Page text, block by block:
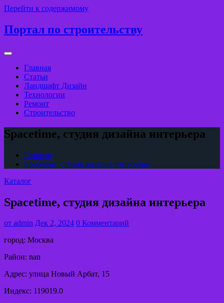
Перейти к содержимому
Портал по строительству
Главная
Статьи
Ландшафт Дизайн
Технологии
Ремонт
Строительство
Spacetime, студия дизайна интерьера
Главная
Spacetime, студия дизайна интерьера
Каталог
Spacetime, студия дизайна интерьера
от admin Дек 2, 2024 0 Комментарий
город: Москва
Район: nan
Адрес: улица Новый Арбат, 15
Индекс: 119019.0